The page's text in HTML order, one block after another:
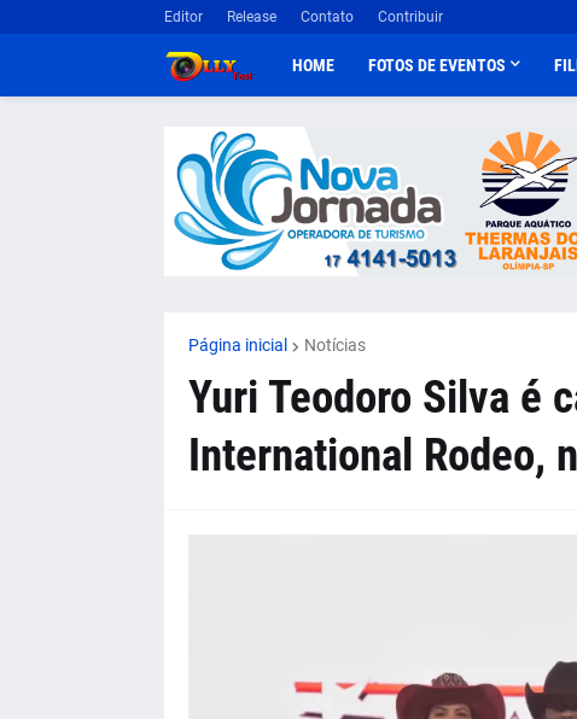
Editor Release Contato Contribuir
HOME FOTOS DE EVENTOS
Página inicial Notícias
Yuri Teodoro Silva é
International Rodeo,